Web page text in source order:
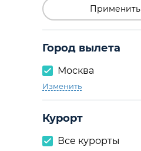
Применить
Город вылета
Москва
Изменить
Курорт
Все курорты